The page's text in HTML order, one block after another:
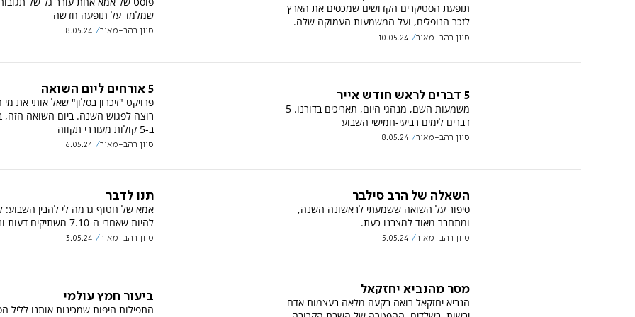
תופעת הסטיקרים הקדושים שמכסים את הארץ
לזכר הנופלים, ועל המשמעות העמוקה שלה.
סיון רהב-מאיר 10.05.24
שמלמד על תופעה חדשה
סיון רהב-מאיר 8.05.24
5 דברים לראש חודש אייר
משמעות השם, מנהגי היום, תאריכים בדורנו. 5
דברים לימים רביעי-חמישי השבוע
סיון רהב-מאיר 8.05.24
5 אורחים ליום השואה
פרויקט "זיכרון בסלון" שאל אותי את מי
רוצה לפגוש השנה. ביום השואה הזה,
ב-5 קולות מעוררי תקווה
סיון רהב-מאיר 6.05.24
השאלה של הרב סילבר
סיפור על השואה ששמעתי לראשונה השנה,
ומתחבר מאוד למצבנו כעת.
סיון רהב-מאיר 5.05.24
תנו לדבר
אמא של חטוף גרמה לי להבין השבוע:
להיות שאחרי ה-7.10 משתיקים דעות ורעיונות
סיון רהב-מאיר 3.05.24
מסר מהנביא יחזקאל
הנביא יחזקאל רואה בקעה מלאה בעצמות אדם
ביעור חמץ עולמי
התפילות היפות שמכינות אותנו לליל